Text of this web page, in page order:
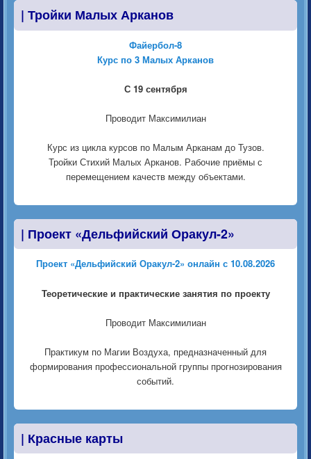
| Тройки Малых Арканов
Файербол-8
Курс по 3 Малых Арканов
С 19 сентября
Проводит Максимилиан
Курс из цикла курсов по Малым Арканам до Тузов.
Тройки Стихий Малых Арканов. Рабочие приёмы с
перемещением качеств между объектами.
| Проект «Дельфийский Оракул-2»
Проект «Дельфийский Оракул-2» онлайн с 10.08.2026
Теоретические и практические занятия по проекту
Проводит Максимилиан
Практикум по Магии Воздуха, предназначенный для
формирования профессиональной группы прогнозирования
событий.
| Красные карты